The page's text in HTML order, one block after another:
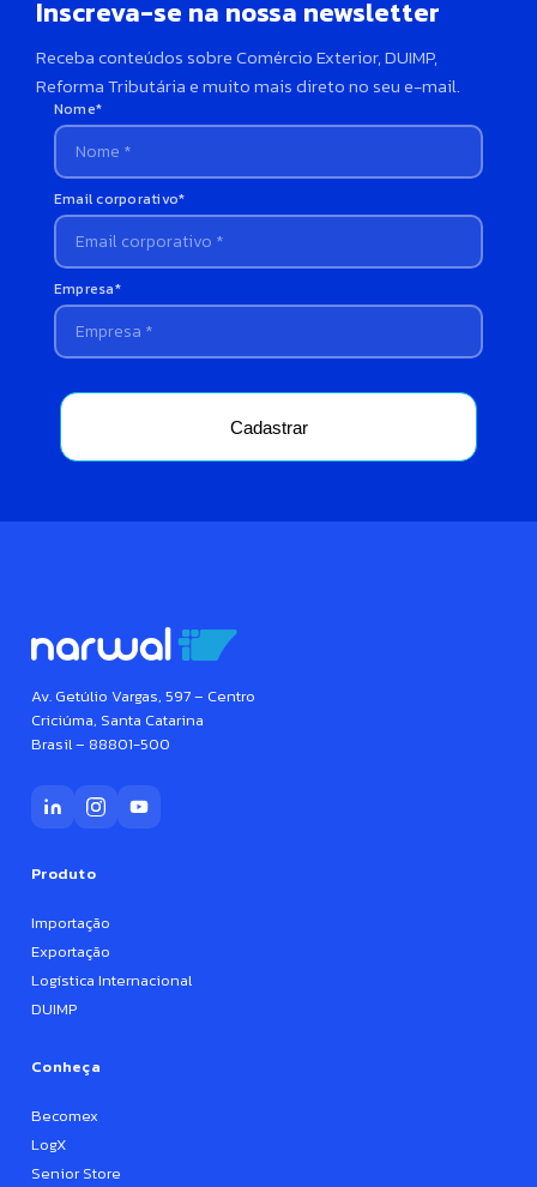
Inscreva-se na nossa newsletter
Receba conteúdos sobre Comércio Exterior, DUIMP,
Reforma Tributária e muito mais direto no seu e-mail.
Nome*
Email corporativo*
Empresa*
Cadastrar
Av. Getúlio Vargas, 597 – Centro
Criciúma, Santa Catarina
Brasil – 88801-500
Produto
Importação
Exportação
Logística Internacional
DUIMP
Conheça
Becomex
LogX
Senior Store